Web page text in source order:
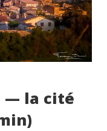
— la cité